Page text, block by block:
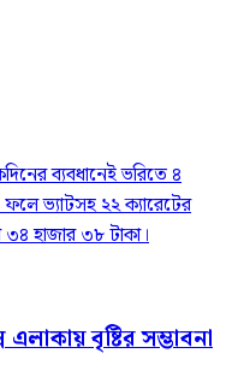
ব্যবধানেই ভরিতে ৪
ফলে ভ্যাটসহ ২২ ক্যারেটের
হাজার ৩৮ টাকা।
বৃষ্টির সম্ভাবনা